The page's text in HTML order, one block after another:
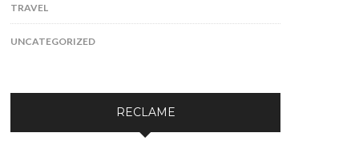
TRAVEL
UNCATEGORIZED
RECLAME